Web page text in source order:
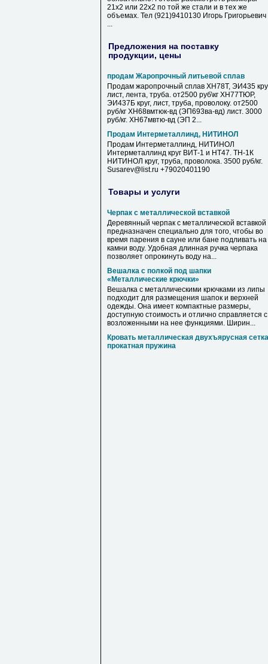
21х2 или 22х2 по той же стали и в тех же
объемах. Тел (921)9410130 Игорь Григорьевич
...
Предложения на поставку
продукции, цены
продам Жаропрочный литьевой сплав
Продам жаропрочный сплав ХН78Т, ЭИ435
лист, лента, труба. от2500 руб\кг ХН77ТЮР,
ЭИ437Б круг, лист, труба, проволоку. от2500
руб/кг ХН68вмтюк-вд (ЭП693ва-вд) лист. 3000
руб/кг. ХН67мвтю-вд (ЭП 2...
Продам Интерметаллинд, НИТИНОЛ
Продам Интерметаллинд, НИТИНОЛ
Интерметаллинд круг ВИТ-1 и НТ47. ТН-1К
НИТИНОЛ круг, труба, проволока. 3500 руб/кг.
Susarev@list.ru +79020401190
Товары и услуги
Черпак с металлической вставкой
Деревянный черпак с металлической вставкой
предназначен специально для того, чтобы во
время парения в сауне или бане подливать на
камни воду. Удобная длинная ручка черпака
позволяет опрокинуть воду на...
Вешалка с полкой под шапки
«Металлические крючки»
Вешалка с металлическими крючками из липы
подходит для размещения шапок и верхней
одежды. Она имеет компактные размеры,
доступную стоимость и отлично справляется с
возложенными на нее функциями. Ширин...
Кровать металлическая двухъярусная сетка
прокатная пружина